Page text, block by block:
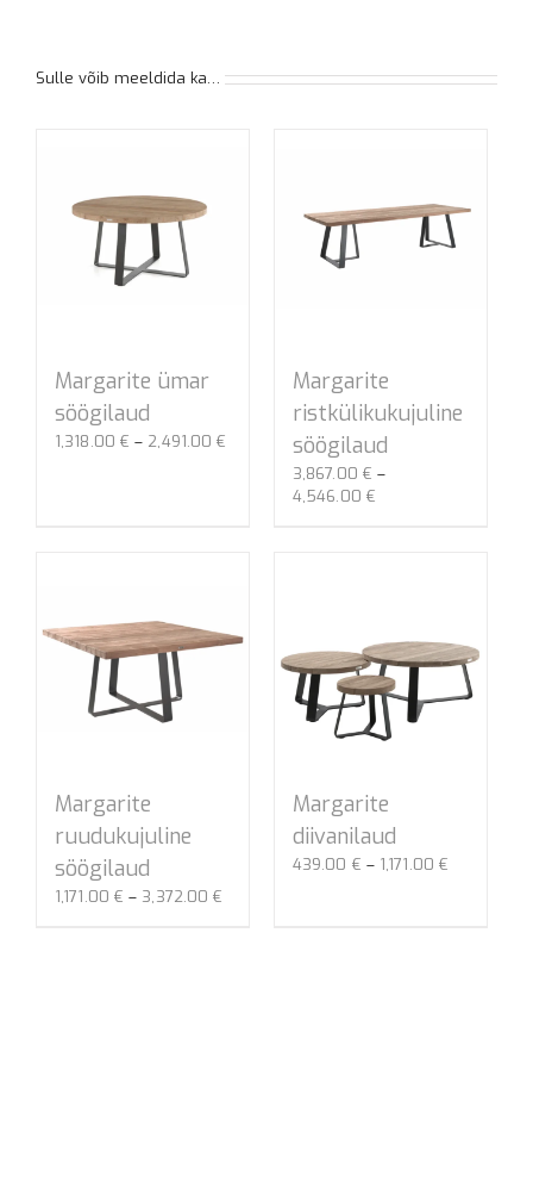
Sulle võib meeldida ka…
Margarite ümar
söögilaud
1,318.00 € – 2,491.00€ Hinnavahemik:
1,318.00 €
2,491.00 €
Margarite
ristkülikukujuline
söögilaud
3,867.00 € –
4,546.00 €Hinnavahemik:
Margarite
ruudukujuline
söögilaud
1,171.00 € – 3,372.00€
Margarite
diivanilaud
439.00 € – 1,171.00 €